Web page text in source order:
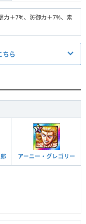
力＋7%、防御力＋7%、素
ちら
攻撃力＋1.2%、防御力＋1.
アーニー・グレゴリー